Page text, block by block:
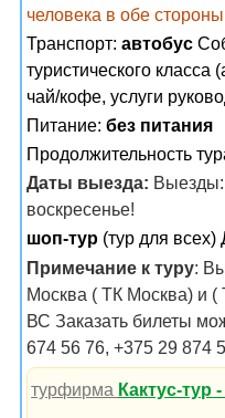
человека в обе
Транспорт: автобус
туристического класса
чай/кофе, услуги
Питание: без питания
Продолжительность
Даты выезда: Выезды:
воскресенье!
шоп-тур (тур для всех)
Примечание к туру:
Москва ( ТК Москва) и
ВС Заказать билеты
674 56 76, +375 29 874
турфирма Кактус-тур